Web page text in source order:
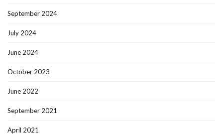
September 2024
July 2024
June 2024
October 2023
June 2022
September 2021
April 2021